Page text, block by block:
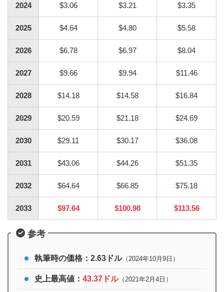
2024 $3.06 $3.21 $3.35
2025 $4.64 $4.80 $5.58
2026 $6.78 $6.97 $8.04
2027 $9.66 $9.94 $11.46
2028 $14.18 $14.58 $16.84
2029 $20.59 $21.18 $24.69
2030 $29.11 $30.17 $36.08
2031 $43.06 $44.26 $51.35
2032 $64.64 $66.85 $75.18
2033 $97.64 $100.98 $113.56
参考
執筆時の価格：2.63ドル（2024年10月9日）
史上最高値： 43.37ドル（2021年2月4日）